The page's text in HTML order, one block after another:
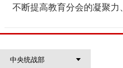
不断提高教育分会的凝聚力
中央统战部